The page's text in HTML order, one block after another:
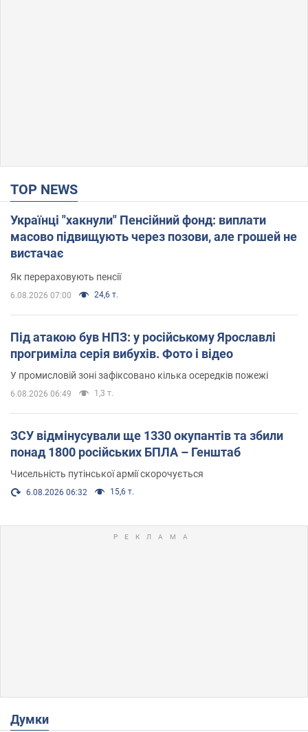
TOP NEWS
Українці "хакнули" Пенсійний фонд: виплати
масово підвищують через позови, але грошей не
вистачає
Як перераховують пенсії
6.08.2026 07:00 24,6 т.
Під атакою був НПЗ: у російському Ярославлі
прогриміла серія вибухів. Фото і відео
У промисловій зоні зафіксовано кілька осередків пожежі
6.08.2026 06:49 1,3 т.
ЗСУ відмінусували ще 1330 окупантів та збили
понад 1800 російських БПЛА – Генштаб
Чисельність путінської армії скорочується
6.08.2026 06:32 15,6 т.
Думки